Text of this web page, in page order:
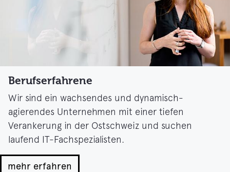
Berufserfahrene
Wir sind ein wachsendes und dynamisch-
agierendes Unternehmen mit einer tiefen
Verankerung in der Ostschweiz und suchen
laufend IT-Fachspezialisten.
mehr erfahren